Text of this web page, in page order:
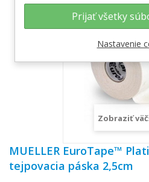
Zobraziť
MUELLER EuroTape™
tejpovacia páska 2,5cm
Prijať všetky
Nastavenie